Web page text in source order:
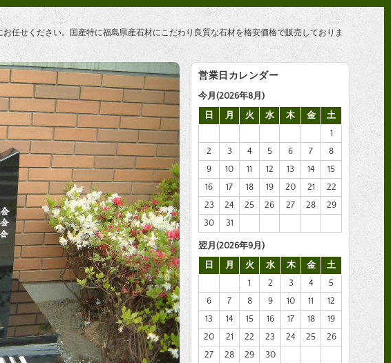
任せください。国産特に福島県産石材にこだわり良質な石材を格安価格で販売しておりま
営業日カレンダー
今月(2026年8月)
日
月 火 水 木 金
土
1
2
3 4 5 6 7
8
9
10 11 12 13 14
15
16
17 18 19 20 21
22
23
24 25 26 27 28
29
30
31
翌月(2026年9月)
日
月 火 水 木 金
土
1
2 3 4
5
6
7 8 9 10 11
12
13
14 15 16 17 18
19
20
21 22 23 24 25
26
27
28 29
30